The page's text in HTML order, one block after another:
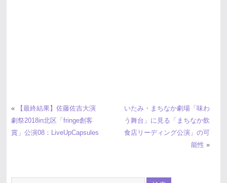
«
【最終結果】佐藤佐吉大演
劇祭2018in北区「fringe創客
賞」公演08：LiveUpCapsules
いたみ・まちなか劇場「味わ
う舞台」に見る「まちなか飲
食店リーディング公演」の可
能性 »